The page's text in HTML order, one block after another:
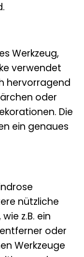
Werkzeug,
verwendet
hervorragend
oder
Die
ein genaues
nützliche
z.B. ein
oder
Werkzeuge